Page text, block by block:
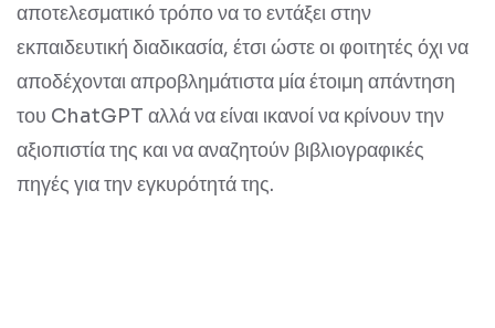
αποτελεσματικό τρόπο να το εντάξει στην
εκπαιδευτική διαδικασία, έτσι ώστε οι φοιτητές όχι να
αποδέχονται απροβλημάτιστα μία έτοιμη απάντηση
του ChatGPT αλλά να είναι ικανοί να κρίνουν την
αξιοπιστία της και να αναζητούν βιβλιογραφικές
πηγές για την εγκυρότητά της.